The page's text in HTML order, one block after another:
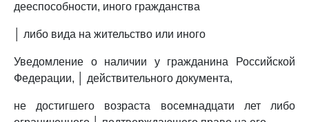
дееспособности, иного гражданства
│ либо вида на жительство или иного
Уведомление о наличии у гражданина Российской
Федерации, │ действительного документа,
не достигшего возраста восемнадцати лет либо